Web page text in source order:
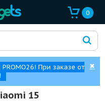
0
При заказе от
✖
15